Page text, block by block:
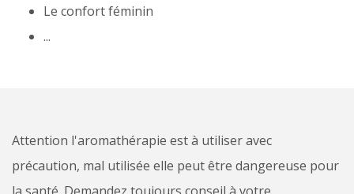
Le confort féminin
...
Attention l'aromathérapie est à utiliser avec
précaution, mal utilisée elle peut être dangereuse pour